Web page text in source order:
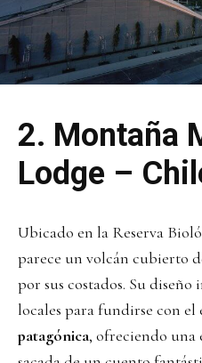
2. Montaña
Lodge –
Ubicado en la Reserva
parece un volcán cubierto
por sus costados. Su
locales para fundirse con el
patagónica, ofreciendo una